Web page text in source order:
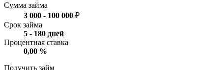
Сумма займа
3 000 - 100 000 ₽
Срок займа
5 - 180 дней
Процентная ставка
0,00 %
Получить займ